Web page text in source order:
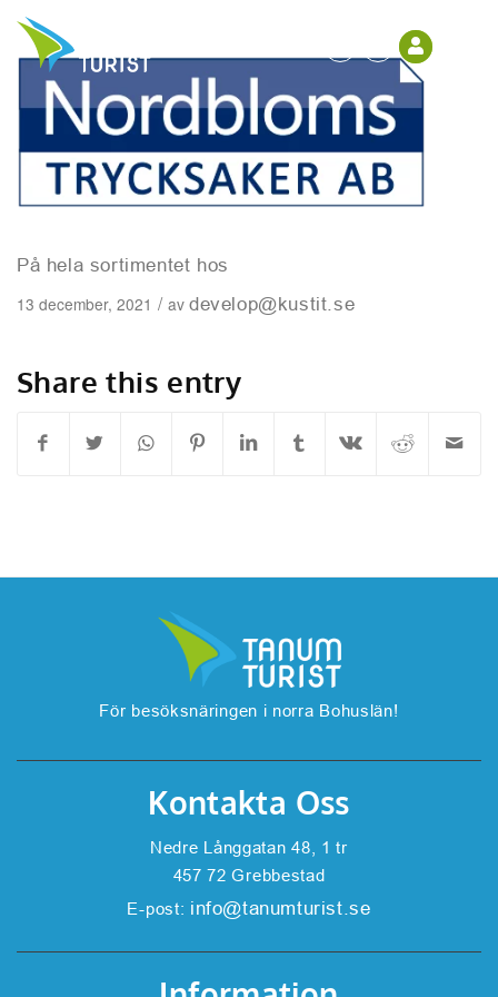
På hela sortimentet hos
13 december, 2021 / av develop@kustit.se
Share this entry
För besöksnäringen i norra Bohuslän!
Kontakta Oss
Nedre Långgatan 48, 1 tr
457 72 Grebbestad
E-post: info@tanumturist.se